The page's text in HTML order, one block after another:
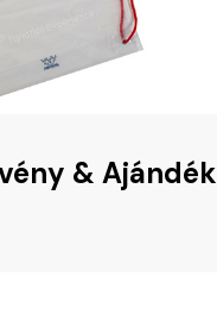
& Ajándék